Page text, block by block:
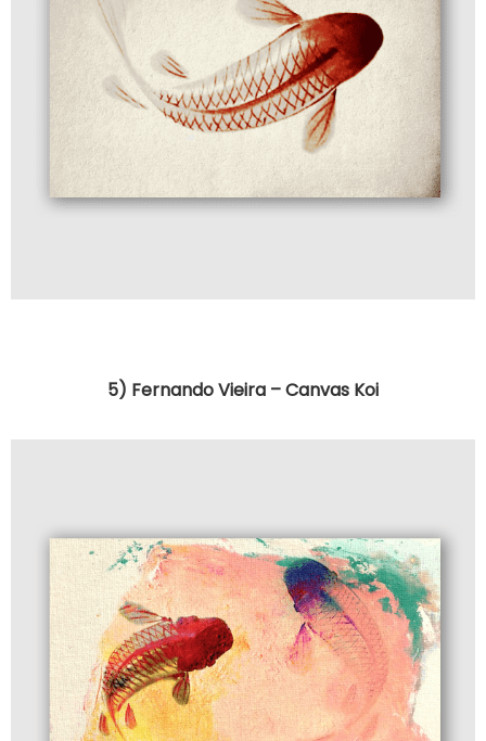
5) Fernando Vieira – Canvas Koi